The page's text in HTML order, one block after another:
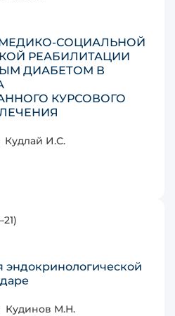
СОЦИАЛЬНОЙ
РЕАБИЛИТАЦИИ
ДИАБЕТОМ В
КУРСОВОГО
Кудлай И.С.
эндокринологической
Кудинов М.Н.